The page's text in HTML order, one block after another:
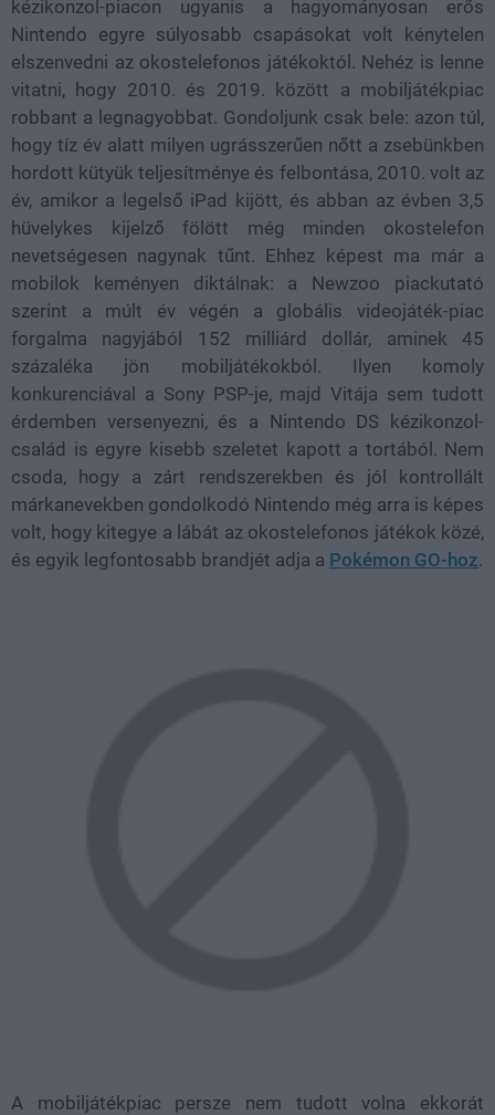
kézikonzol-piacon ugyanis a hagyományosan erős
Nintendo egyre súlyosabb csapásokat volt kénytelen
elszenvedni az okostelefonos játékoktól. Nehéz is lenne
vitatni, hogy 2010. és 2019. között a mobiljátékpiac
robbant a legnagyobbat. Gondoljunk csak bele: azon túl,
hogy tíz év alatt milyen ugrásszerűen nőtt a zsebünkben
hordott kütyük teljesítménye és felbontása, 2010. volt az
év, amikor a legelső iPad kijött, és abban az évben 3,5
hüvelykes kijelző fölött még minden okostelefon
nevetségesen nagynak tűnt. Ehhez képest ma már a
mobilok keményen diktálnak: a Newzoo piackutató
szerint a múlt év végén a globális videojáték-piac
forgalma nagyjából 152 milliárd dollár, aminek 45
százaléka jön mobiljátékokból. Ilyen komoly
konkurenciával a Sony PSP-je, majd Vitája sem tudott
érdemben versenyezni, és a Nintendo DS kézikonzol-
család is egyre kisebb szeletet kapott a tortából. Nem
csoda, hogy a zárt rendszerekben és jól kontrollált
márkanevekben gondolkodó Nintendo még arra is képes
volt, hogy kitegye a lábát az okostelefonos játékok közé,
és egyik legfontosabb brandjét adja a Pokémon GO-hoz.
A mobiljátékpiac persze nem tudott volna ekkorát